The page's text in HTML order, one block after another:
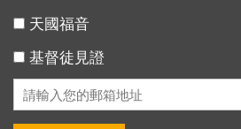
天國福音
基督徒見證